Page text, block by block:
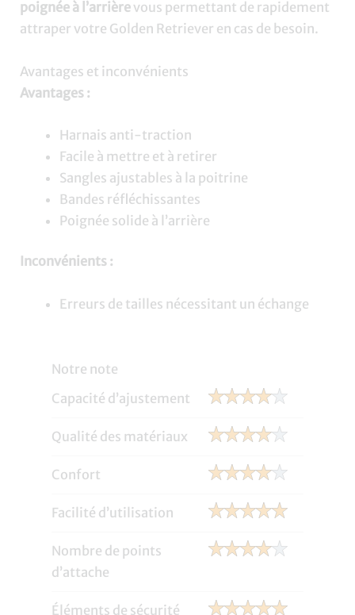
poignée à l’arrière vous permettant de rapidement
attraper votre Golden Retriever en cas de besoin.
Avantages et inconvénients
Avantages :
Harnais anti-traction
Facile à mettre et à retirer
Sangles ajustables à la poitrine
Bandes réfléchissantes
Poignée solide à l’arrière
Inconvénients :
Erreurs de tailles nécessitant un échange
Notre note
Capacité d’ajustement
Qualité des matériaux
Confort
Facilité d’utilisation
Nombre de points
d’attache
Éléments de sécurité